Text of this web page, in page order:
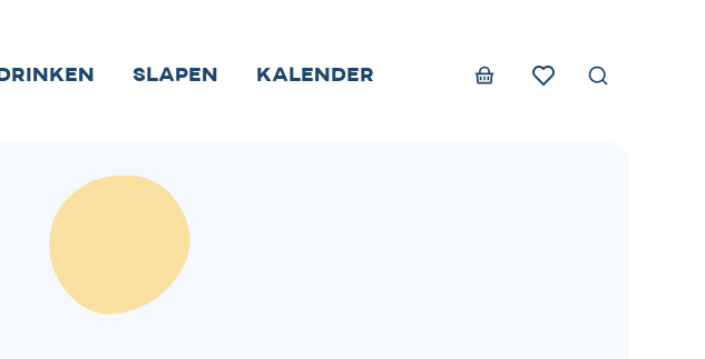
FavorietenZoek tonen
Webshop
Slapen Kalender